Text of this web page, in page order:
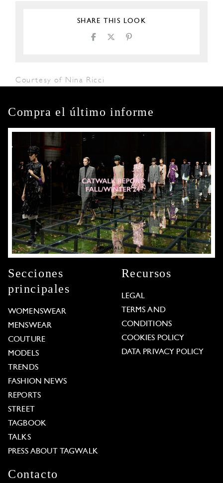
SHARE THIS LOOK
Courtesy of Nina Ricci
Compra el último informe
Secciones
principales
WOMENSWEAR
MENSWEAR
COUTURE
MODELS
TRENDS
FASHION NEWS
REPORTS
STREET
TAGBOOK
TALKS
PRESS ABOUT TAGWALK
Recursos
LEGAL
TERMS AND
CONDITIONS
COOKIES POLICY
DATA PRIVACY POLICY
Contacto